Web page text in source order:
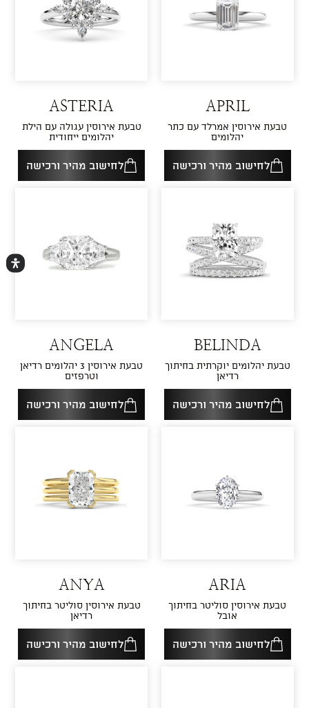
APRIL
טבעת אירוסין אמרלד עם כתר
יהלומים
לחישוב מהיר ורכישה
ASTERIA
טבעת אירוסין עגולה עם הילת
יהלומים ייחודית
לחישוב מהיר ורכישה
BELINDA
טבעת יהלומים יוקרתית בחיתוך
רדיאן
לחישוב מהיר ורכישה
ANGELA
טבעת אירוסין 3 יהלומים רדיאן
וטרפזים
לחישוב מהיר ורכישה
ARIA
טבעת אירוסין סוליטר בחיתוך
אובל
לחישוב מהיר ורכישה
ANYA
טבעת אירוסין סוליטר בחיתוך
רדיאן
לחישוב מהיר ורכישה